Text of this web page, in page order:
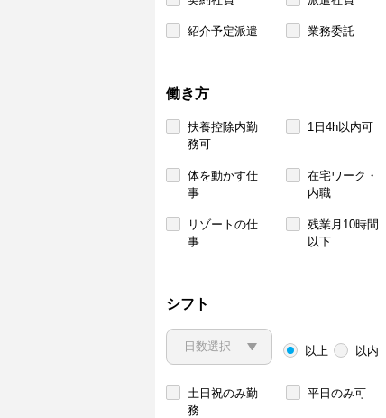
紹介予定派遣 業務委託
働き方
扶養控除内勤
務可
1日4h以内可
体を動かす仕
事
在宅ワーク・
内職
リゾートの仕
事
残業月10時間
以下
シフト
以上 以内
土日祝のみ勤
務
平日のみ可